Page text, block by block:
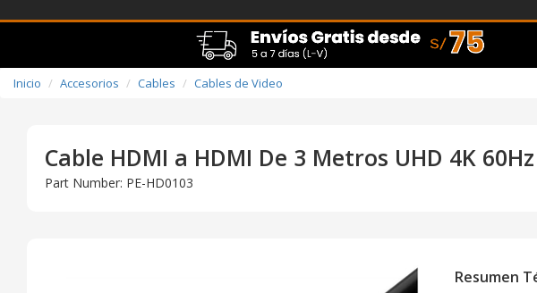
Inicio Accesorios Cables Cables de Video
Cable HDMI a HDMI De 3 Metros UHD 4K
Part Number: PE-HD0103
Resumen